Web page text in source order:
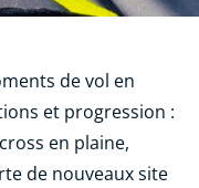
de vol en
et progression :
en plaine,
de nouveaux site